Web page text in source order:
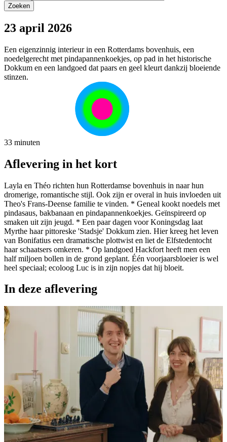
23 april 2026
Een eigenzinnig interieur in een Rotterdams bovenhuis, een
noedelgerecht met pindapannenkoekjes, op pad in het historische
Dokkum en een landgoed dat paars en geel kleurt dankzij bloeiende
stinzen.
33 minuten
Aflevering in het kort
Layla en Théo richten hun Rotterdamse bovenhuis in naar hun
dromerige, romantische stijl. Ook zijn er overal in huis invloeden uit
Theo's Frans-Deense familie te vinden. * Geneal kookt noedels met
pindasaus, bakbanaan en pindapannenkoekjes. Geïnspireerd op
smaken uit zijn jeugd. * Een paar dagen voor Koningsdag laat
Myrthe haar pittoreske 'Stadsje' Dokkum zien. Hier kreeg het leven
van Bonifatius een dramatische plottwist en liet de Elfstedentocht
haar schaatsers omkeren. * Op landgoed Hackfort heeft men een
half miljoen bollen in de grond geplant. Één voorjaarsbloeier is wel
heel speciaal; ecoloog Luc is in zijn nopjes dat hij bloeit.
In deze aflevering